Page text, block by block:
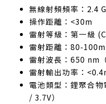
無線射頻頻率：2.4
操作距離：<30m
雷射等級：第一級
雷射距離：80-100m
雷射波長：650 nm（
雷射輸出功率：
電池類型：鋰聚合
/ 3.7V）